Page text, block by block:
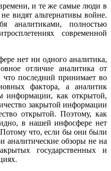
и те же самые люди в
видят альтернативы войне.
аналитиками, полностью
современной
нет ни одного аналитика,
отличие аналитика от
что последний принимает во
фактора, а аналитик
информации, как открытой,
закрытой информации
открытой. Поэтому, как
в нашей инфосфере нет
что, если бы они были
аналитические обзоры не на
государственных и